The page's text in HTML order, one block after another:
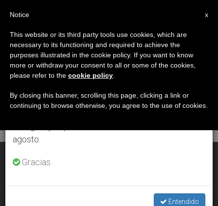
DÍA
Octubre 17th, 2000
ÚLTIMAS NOTICIAS
OCT 17, 2000 00:00
×
Aviso importante
Del 27 de julio al 7 de agosto haremos la pausa
anual, aprovechando que en el periodo de verano
se generan menos informaciones y también el
agosto.
Gracias.
Entendido
x
Notice
This website or its third party tools use cookies, which are
necessary to its functioning and required to achieve the
purposes illustrated in the cookie policy. If you want to know
more or withdraw your consent to all or some of the cookies,
please refer to the cookie policy
By closing this banner, scrolling this page, clicking a link or
continuing to browse otherwise, you agree to the use of cookies.